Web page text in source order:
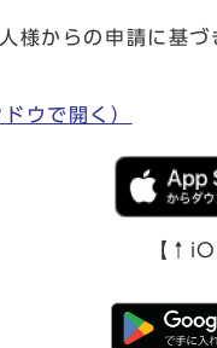
からの申請に基づ
ドウで開く）
【↑iOSの